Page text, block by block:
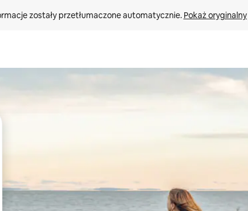
zostały przetłumaczone automatycznie. Pokaż